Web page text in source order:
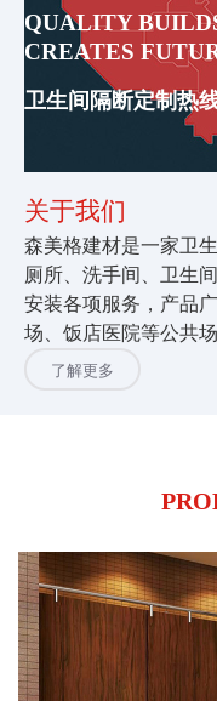
QUALITY
CREATES
卫生间隔断定制热
关于我们
森美格建材是一家卫
厕所、洗手间、卫生
安装各项服务，产品
场、饭店医院等公共场
了解更多